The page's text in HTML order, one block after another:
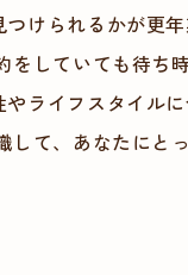
けられるかが更
をしていても待ち時
ライフスタイル
して、あなたにとっ